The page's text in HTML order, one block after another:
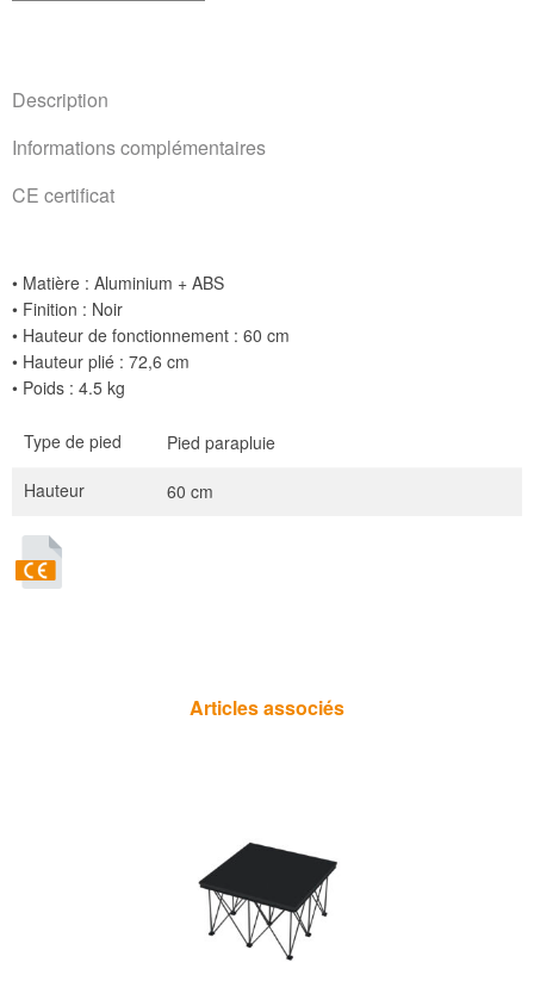
Description
Informations complémentaires
CE certificat
• Matière : Aluminium + ABS
• Finition : Noir
• Hauteur de fonctionnement : 60 cm
• Hauteur plié : 72,6 cm
• Poids : 4.5 kg
Type de pied
Pied parapluie
Hauteur
60 cm
Articles associés